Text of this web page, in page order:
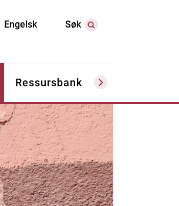
Engelsk Søk
Ressursbank